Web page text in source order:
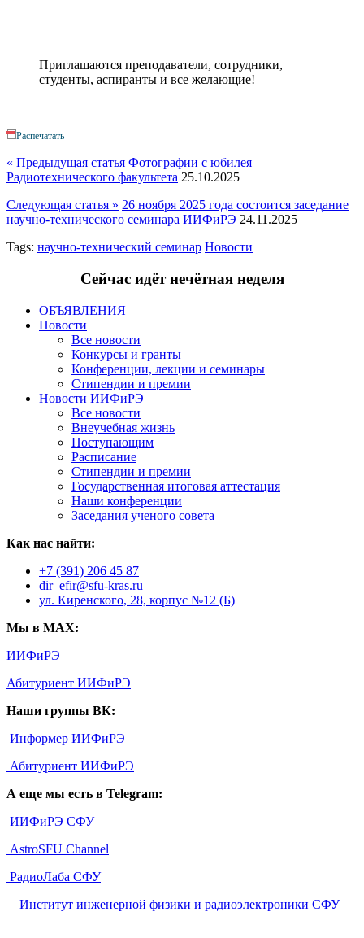
Приглашаются преподаватели, сотрудники,
студенты, аспиранты и все желающие!
Распечатать
« Предыдущая статья Фотографии с юбилея
Радиотехнического факультета 25.10.2025
Следующая статья » 26 ноября 2025 года состоится заседание
научно-технического семинара ИИФиРЭ 24.11.2025
Tags: научно-технический семинар Новости
Сейчас идётнечётная неделя
ОБЪЯВЛЕНИЯ
Новости
Все новости
Конкурсы и гранты
Конференции, лекции и семинары
Стипендии и премии
Новости ИИФиРЭ
Все новости
Внеучебная жизнь
Поступающим
Расписание
Стипендии и премии
Государственная итоговая аттестация
Наши конференции
Заседания ученого совета
Как нас найти:
+7 (391) 206 45 87
dir_efir@sfu-kras.ru
ул. Киренского, 28, корпус №12 (Б)
Мы в MAX:
ИИФиРЭ
Абитуриент ИИФиРЭ
Наши группы ВК:
Информер ИИФиРЭ
Абитуриент ИИФиРЭ
А еще мы есть в Telegram:
ИИФиРЭ СФУ
AstroSFU Channel
РадиоЛаба СФУ
Институт инженерной физики и радиоэлектроники СФУ,